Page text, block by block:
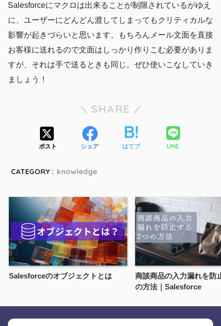
Salesforceにマクロは出来ることが制限されているがゆえ
に、ユーザーにどんどん渡してしまってもクリティカルな
影響が起きづらいと思います。もちろんメール文面を直接
お客様に送れるので文面はしっかり作りこむ必要がありま
すが、それは手で送るときも同じ。ぜひ使いこなしていき
ましょう！
SHARE
ポスト シェア はてブ LINE
CATEGORY : knowledge
Salesforceのオブジェクトとは
商談商品の入力漏れを防
の方法｜Salesforce